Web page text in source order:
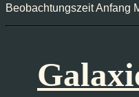
Beobachtungszeit Anfang